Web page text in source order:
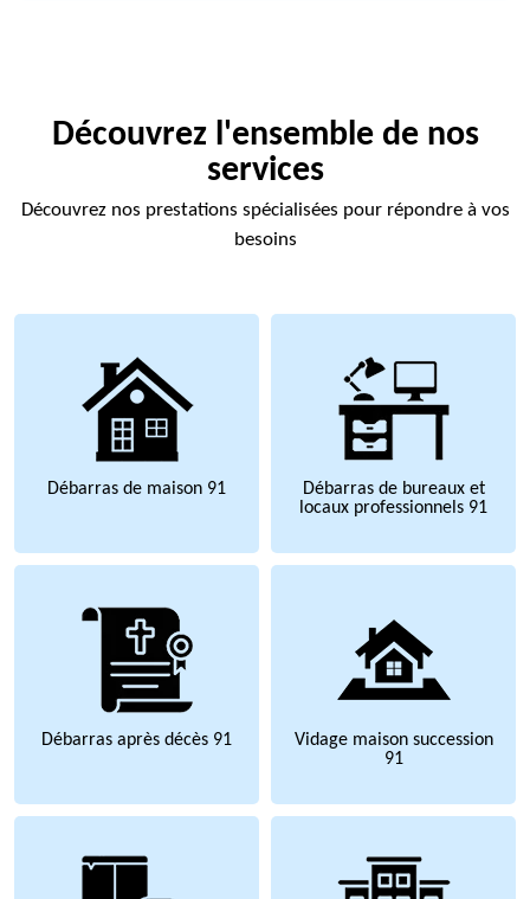
Découvrez l'ensemble de nos
services
Découvrez nos prestations spécialisées pour répondre à vos
besoins
Débarras de maison 91
Débarras de bureaux et
locaux professionnels 91
Débarras après décès 91
Vidage maison succession
91